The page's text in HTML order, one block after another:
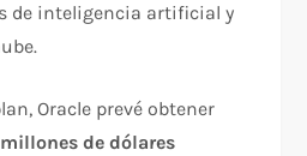
de inteligencia artificial y
Oracle prevé obtener
de dólares